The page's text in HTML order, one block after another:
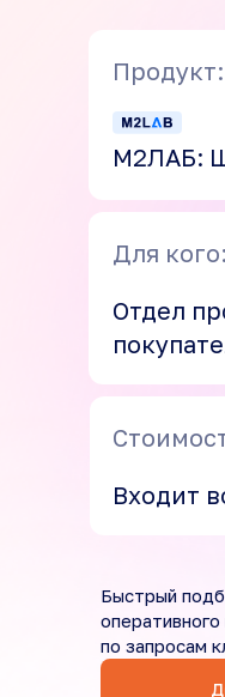
Продукт:
М2ЛАБ:
Входит
Для кого:
Отдел
Быстрый
по запросам